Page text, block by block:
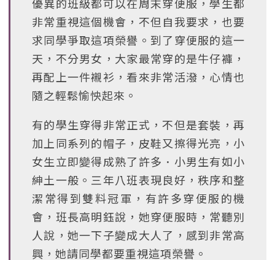
非常重視這個機會，不但自我要求，也要
求同學爭取這項榮譽。到了穿便服的這一
天，不分男女，大家最常穿的是牛仔褲，
再配上一件襯衫，看來非常活潑，心情也
隨之輕鬆愉怏起來。
有的學生穿得非常正式，不但是套裝，再
加上同系列的帽子，皮鞋又擦得光亮，小
女生立即變得成熟了許多．小男生有如小
紳土一般。三年八班表現良好，秩序和整
潔常得到雙料冠軍，有許多穿便服的機
會，班長高明鈺說，她穿便服時，常聽別
人說，她一下子變成大人了，感到非常高
興，她請同學都要重視這項榮譽。